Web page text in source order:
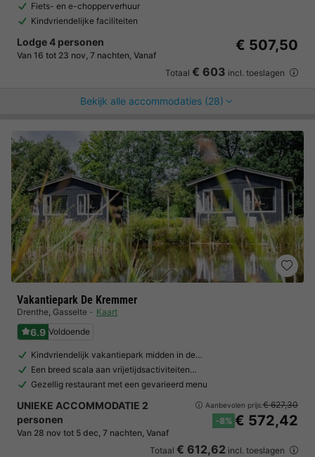
Fiets- en e-chopperverhuur
Kindvriendelijke faciliteiten
Lodge 4 personen
Van 16 tot 23 nov, 7 nachten, Vanaf
€ 507,50
Totaal € 603 incl. toeslagen
Bekijk alle accommodaties (28)
Vakantiepark De Kremmer
Drenthe, Gasselte Kaart
6.9 Voldoende
Kindvriendelijk vakantiepark midden in de…
Een breed scala aan vrijetijdsactiviteiten…
Gezellig restaurant met een gevarieerd menu
UNIEKE ACCOMMODATIE 2
personen
Van 28 nov tot 5 dec, 7 nachten, Vanaf
Aanbevolen prijs:€ 627,30
-8% € 572,42
Totaal € 612,62 incl. toeslagen